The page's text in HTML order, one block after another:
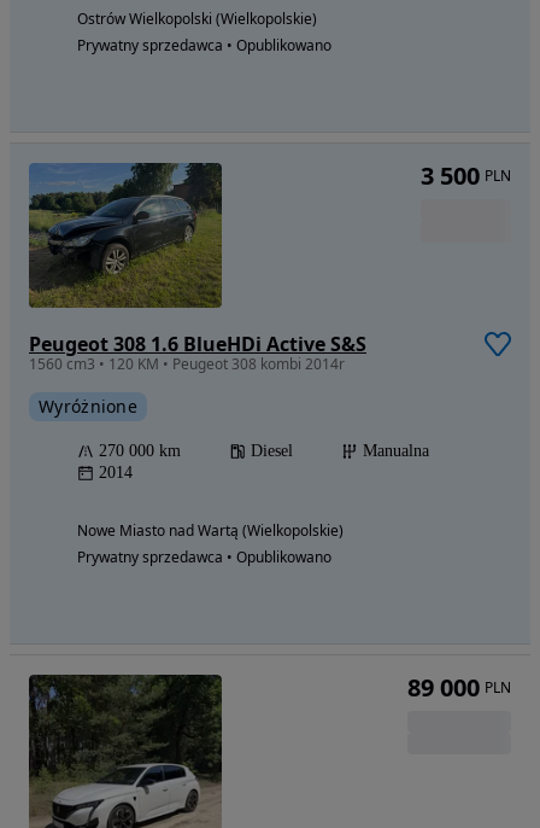
Ostrów Wielkopolski (Wielkopolskie)
Prywatny sprzedawca • Opublikowano
Peugeot 308 1.6 BlueHDi Active S&S
1560 cm3 • 120 KM • Peugeot 308 kombi 2014r
Wyróżnione
270 000 km Diesel
Manualna
2014
Nowe Miasto nad Wartą (Wielkopolskie)
Prywatny sprzedawca • Opublikowano
3 500 PLN
89 000 PLN